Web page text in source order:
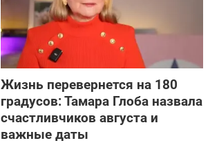
Жизнь перевернется на 180
градусов: Тамара Глоба назвала
счастливчиков августа и
важные даты